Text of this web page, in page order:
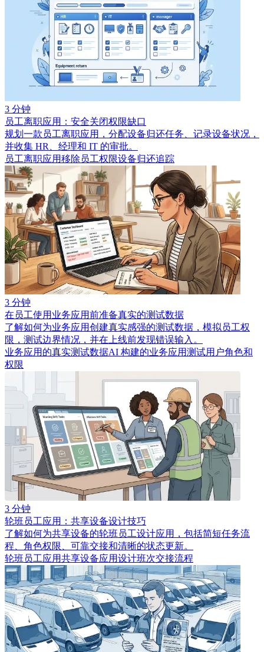
3 分钟
员工离职应用：安全关闭权限缺口
规划一款员工离职应用，分配设备归还任务、记录设备状况，
并收集 HR、经理和 IT 的审批。
员工离职应用移除员工权限设备归还追踪
3 分钟
在员工使用业务应用前准备真实的测试数据
了解如何为业务应用创建真实感强的测试数据，模拟员工权
限，测试边界情况，并在上线前发现错误输入。
业务应用的真实测试数据AI 构建的业务应用测试用户角色和
权限
3 分钟
轮班员工应用：共享设备设计技巧
了解如何为共享设备的轮班员工设计应用，包括简短任务流
程、角色权限、可靠交接和清晰的状态更新。
轮班员工应用共享设备应用设计班次交接流程